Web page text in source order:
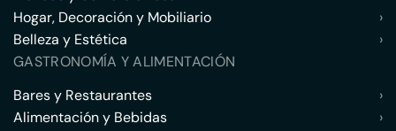
Hogar, Decoración y Mobiliario
›
Belleza y Estética
›
GASTRONOMÍA Y ALIMENTACIÓN
Bares y Restaurantes
›
Alimentación y Bebidas
›